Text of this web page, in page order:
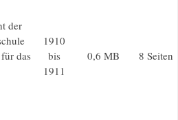
der
das
1910
bis
1911
0,6 MB 8 Seiten